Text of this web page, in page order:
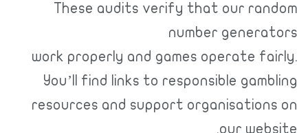
These audits verify that our random
number generators
work properly and games operate fairly.
You’ll find links to responsible gambling
resources and support organisations on
our website.